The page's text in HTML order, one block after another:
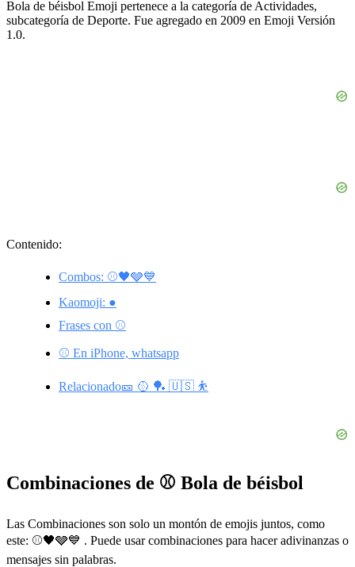
Bola de béisbol Emoji pertenece a la categoría de Actividades,
subcategoría de Deporte. Fue agregado en 2009 en Emoji Versión
1.0.
Contenido:
Combos: ⚾🖤🩶💙
Kaomoji: ●
Frases con ⚾
⚾ En iPhone, whatsapp
Relacionado🎫 🥎 🏓 🇺🇸 ⛹️
Combinaciones de ⚾ Bola de béisbol
Las Combinaciones son solo un montón de emojis juntos, como
este: ⚾🖤🩶💙 . Puede usar combinaciones para hacer adivinanzas o
mensajes sin palabras.